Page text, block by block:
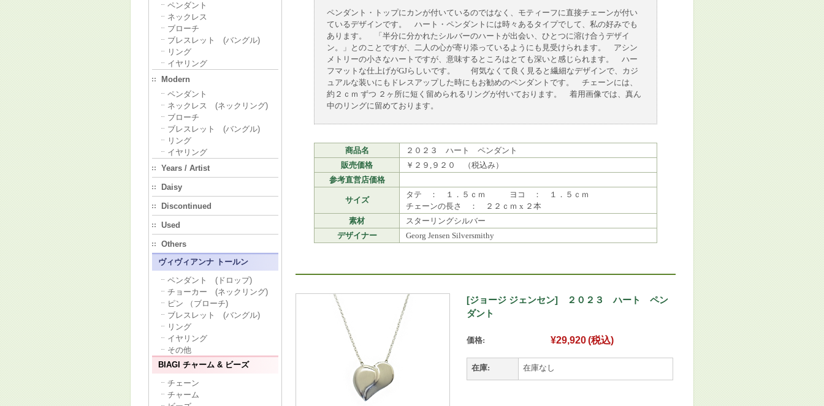
ペンダント・トップにカンが付いているのではなく、モティーフに直接チェーンが付い
ているデザインです。 ハート・ペンダントには時々あるタイプでして、私の好みでも
あります。 「半分に分かれたシルバーのハートが出会い、ひとつに溶け合うデザイ
ン。」とのことですが、二人の心が寄り添っているようにも見受けられます。 アシン
メトリーの小さなハートですが、意味するところはとても深いと感じられます。 ハー
フマットな仕上げがGJらしいです。 何気なくて良く見ると繊細なデザインで、カジ
ュアルな装いにもドレスアップした時にもお勧めのペンダントです。 チェーンには、
約２ｃｍ ずつ ２ヶ所に短く留められるリングが付いております。 着用画像では、真ん
中のリングに留めております。
商品名
２０２３ ハート ペンダント
販売価格
￥２９,９２０ （税込み）
参考直営店価格
サイズ
タテ ： １．５ｃｍ ヨコ ： １．５ｃｍ
チェーンの長さ ： ２２ｃｍ x ２本
素材
スターリングシルバー
デザイナー
Georg Jensen Silversmithy
[ジョージ ジェンセン] ２０２３ ハート ペン
ダント
価格: ¥29,920(税込)
在庫: 在庫なし
ペンダント
ネックレス
ブローチ
ブレスレット (バングル)
リング
イヤリング
Modern
ペンダント
ネックレス (ネックリング)
ブローチ
ブレスレット (バングル)
リング
イヤリング
Years / Artist
Daisy
Discontinued
Used
Others
ヴィヴィアンナ トールン
ペンダント (ドロップ)
チョーカー (ネックリング)
ピン （ブローチ)
ブレスレット (バングル)
リング
イヤリング
その他
BIAGI チャーム & ビーズ
チェーン
チャーム